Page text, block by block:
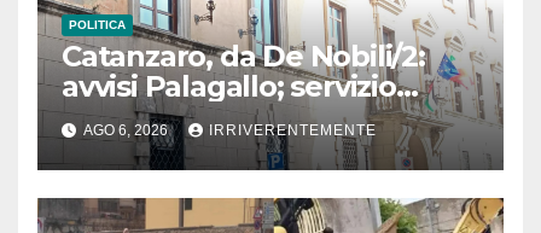
POLITICA
Catanzaro, da De Nobili/2:
avvisi Palagallo; servizio
mensa e scuolabus (link) e
chiusura scesa Cavour
AGO 6, 2026 IRRIVERENTEMENTE